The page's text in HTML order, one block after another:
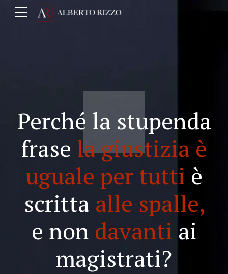
Perché la stupenda
frase la giustizia è
uguale per tutti è
scritta alle spalle,
e non davanti ai
magistrati?